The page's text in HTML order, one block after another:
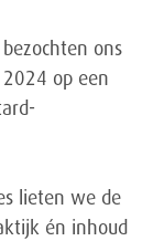
ons
op een
lieten we de
én inhoud